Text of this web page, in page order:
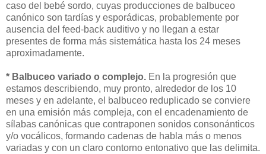
caso del bebé sordo, cuyas producciones de balbuceo
canónico son tardías y esporádicas, probablemente por
ausencia del feed-back auditivo y no llegan a estar
presentes de forma más sistemática hasta los 24 meses
aproximadamente.
* Balbuceo variado o complejo. En la progresión que
estamos describiendo, muy pronto, alrededor de los 10
meses y en adelante, el balbuceo reduplicado se conviere
en una emisión más compleja, con el encadenamiento de
sílabas canónicas que contraponen sonidos consonánticos
y/o vocálicos, formando cadenas de habla más o menos
variadas y con un claro contorno entonativo que las delimita.